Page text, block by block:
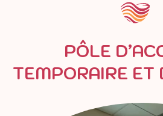
PÔLE
TEMPORAIRE ET